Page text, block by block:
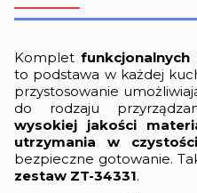
Komplet
to podstawa w każdej
przystosowanie
do rodzaju
wysokiej jakości
utrzymania w
bezpieczne gotowanie.
zestaw ZT-34331.